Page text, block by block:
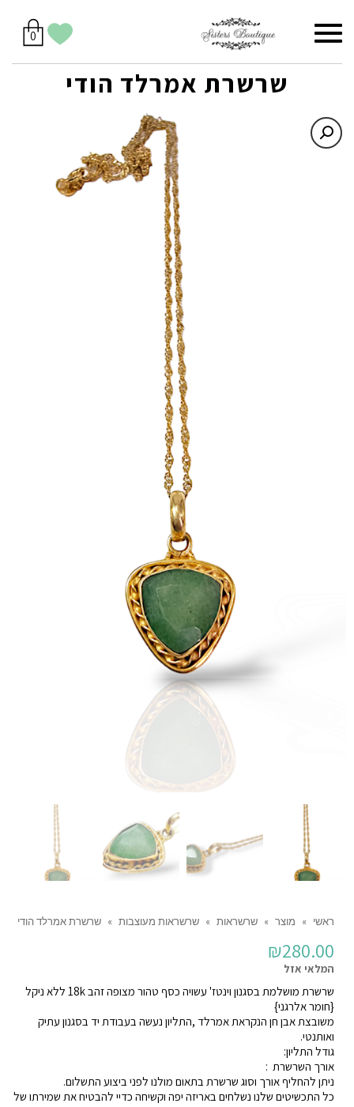
יש
לך
0מוצרים
בסל
הווישליסט
תפריט
שרשרת אמרלד הודי
ראשי » מוצר » שרשראות » שרשראות מעוצבות » שרשרת אמרלד הודי
₪280.00
המלאי אזל
שרשרת מושלמת בסגנון וינטז' עשויה כסף טהור מצופה זהב 18k ללא ניקל
{חומר אלרגני}
משובצת אבן חן הנקראת אמרלד ,התליון נעשה בעבודת יד בסגנון עתיק
ואותנטי.
גודל התליון:
אורך השרשרת :
ניתן להחליף אורך וסוג שרשרת בתאום מולנו לפני ביצוע התשלום.
כל התכשיטים שלנו נשלחים באריזה יפה וקשיחה כדיי להבטיח את שמירתו של